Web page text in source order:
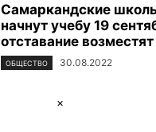
Самаркандские
начнут учебу 19
отставание возместят
ОБЩЕСТВО 30.08.2022
×